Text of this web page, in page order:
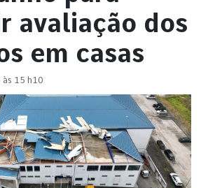
avaliação dos
em casas
às 15 h10